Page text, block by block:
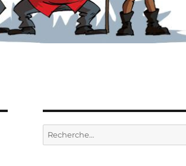
Recherche
pour :